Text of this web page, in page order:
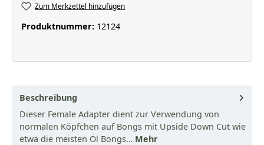
Zum Merkzettel hinzufügen
Produktnummer: 12124
Beschreibung
Dieser Female Adapter dient zur Verwendung von
normalen Köpfchen auf Bongs mit Upside Down Cut wie
etwa die meisten Öl Bongs… Mehr